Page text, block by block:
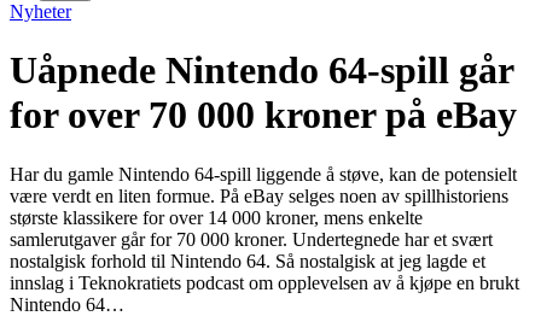
Nyheter
Uåpnede Nintendo 64-spill går
for over 70 000 kroner på eBay
Har du gamle Nintendo 64-spill liggende å støve, kan de potensielt
være verdt en liten formue. På eBay selges noen av spillhistoriens
største klassikere for over 14 000 kroner, mens enkelte
samlerutgaver går for 70 000 kroner. Undertegnede har et svært
nostalgisk forhold til Nintendo 64. Så nostalgisk at jeg lagde et
innslag i Teknokratiets podcast om opplevelsen av å kjøpe en brukt
Nintendo 64…